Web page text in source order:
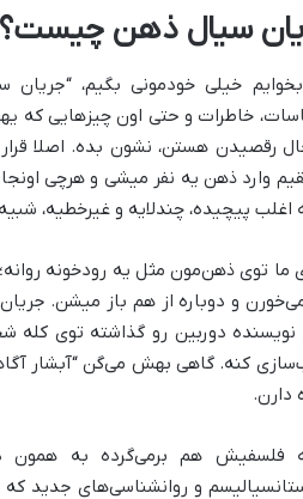
سیال ذهن چیست؟
خیلی خودمونی بگیم،
خاطرات و حتی اون چیزهایی که
رقصیدن هستن، نشون بده. اصلا
وارد ذهن یه نفر میشی و هرچی
اغلب پیچیده‌، چندلایه و غیرخطیه،
ما توی ذهن‌مون مثل یه رودخونه
و دوباره از هم باز میشن.
نویسنده دوربین رو گذاشته توی کله
کنه. گاهی بهش می‌گن “آبشار
دارن.
فلسفیش هم برمی‌گرده به همون
و روانشناسی‌های جدید